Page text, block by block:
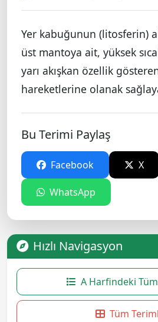
Yer kabuğunun (litosferin)
üst mantoya ait, yüksek
yarı akışkan özellik
hareketlerine olanak
Bu Terimi Paylaş
Facebook X
WhatsApp
Hızlı Navigasyon
A Harfindeki
Tüm